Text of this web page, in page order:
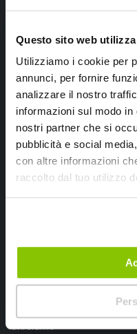
Questo sito web
Utilizziamo i cookie per
annunci, per fornire
analizzare il nostro
informazioni sul modo
nostri partner che si
pubblicità e social
con altre informazioni
raccolto dal tuo utilizzo
Segui
SpeedUp.it
Speedup.it by Trio Group
Chi siamo